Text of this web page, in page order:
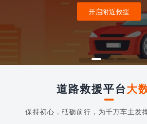
开启附近救援
道路救援平台大
保持初心，砥砺前行，为千万车主发